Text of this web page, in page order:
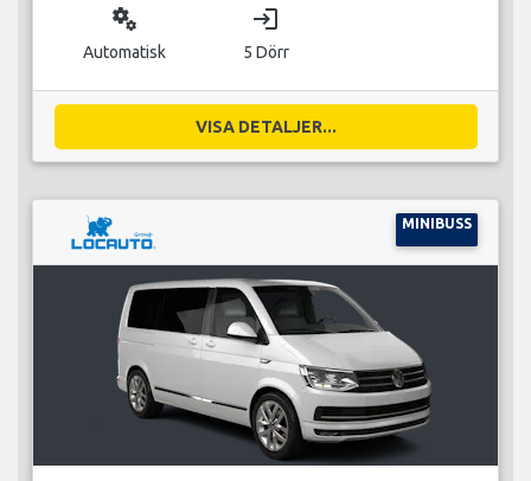
miscellaneous_services
Automatisk
login
5 Dörr
VISA DETALJER...
MINIBUSS